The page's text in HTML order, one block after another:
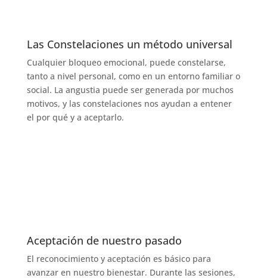
Las Constelaciones un método universal
Cualquier bloqueo emocional, puede constelarse,
tanto a nivel personal, como en un entorno familiar o
social. La angustia puede ser generada por muchos
motivos, y las constelaciones nos ayudan a entener
el por qué y a aceptarlo.
Aceptación de nuestro pasado
El reconocimiento y aceptación es básico para
avanzar en nuestro bienestar. Durante las sesiones,